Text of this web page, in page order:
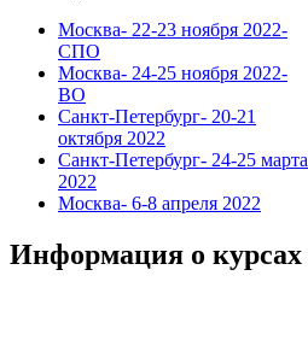
Москва- 22-23 ноября 2022-
СПО
Москва- 24-25 ноября 2022-
ВО
Санкт-Петербург- 20-21
октября 2022
Санкт-Петербург- 24-25 марта
2022
Москва- 6-8 апреля 2022
Информация о курсах